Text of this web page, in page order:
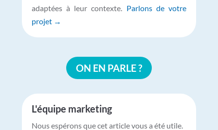
adaptées à leur contexte. Parlons de votre
projet →
ON EN PARLE ?
L'équipe marketing
Nous espérons que cet article vous a été utile.